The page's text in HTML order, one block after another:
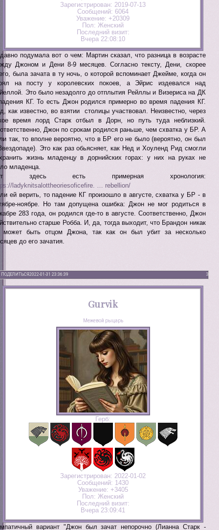
Зарегистрирован: 2019-07-13
Сообщений: 6064
Уважение: +20309
Пол: Женский
Последний визит:
Вчера 22:08:10
подумала вот о чем: Мартин сказал, что разница в возрасте
Джоном и Дени 8-9 месяцев. Согласно тексту, Дени, скорее
была зачата в ту ночь, о которой вспоминает Джейме, когда он
на посту у королевских покоев, а Эйрис издевался над
Это было незадолго до отплытия Рейллы и Визериса на ДК
КГ. То есть Джон родился примерно во время падения КГ.
как известно, во взятии столицы участвовал. Неизвестно, через
время лорд Старк отбыл в Дорн, но путь туда неблизкий.
Джон по срокам родился раньше, чем схватка у БР. А
так, то вполне вероятно, что в БР его не было (вероятно, он был
Это как раз обьясняет, как Нед и Хоуленд Рид смогли
жизнь младенцу в дорнийских горах: у них на руках не
младенца.
здесь есть примерная хронология:
ladyknitsalottheoriesoficefire. … rebellion/
ей верить, то падение КГ произошло в августе, схватка у БР - в
ноябре. Но там допущена ошибка: Джон не мог родиться в
283 года, он родился где-то в августе. Соответственно, Джон
старше Робба. И, да, тогда выходит, что Брандон никак
может быть отцом Джона, так как он был убит за несколько
до его зачатия.
ПОДЕЛИТЬСЯ 3
2022-01-31 23:36:39
Gurvik
Межевой рыцарь
Герб:
Зарегистрирован: 2022-01-02
Сообщений: 1430
Уважение: +3405
Пол: Женский
Последний визит:
Вчера 23:09:41
вариант "Джон был зачат непорочно (Лианна Старк -